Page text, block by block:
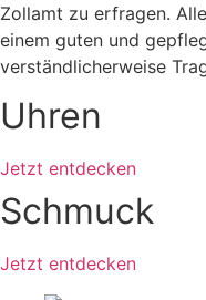
Zollamt zu erfragen.
einem guten und
verständlicherweise
Uhren
Jetzt entdecken
Schmuck
Jetzt entdecken